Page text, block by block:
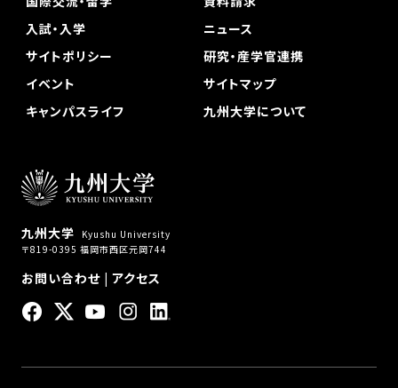
九州大学
Kyushu University
〒819-0395 福岡市西区元岡744
お問い合わせ| アクセス
入試・入学
ニュース
サイトポリシー
研究・産学官連携
イベント
サイトマップ
キャンパスライフ
九州大学について